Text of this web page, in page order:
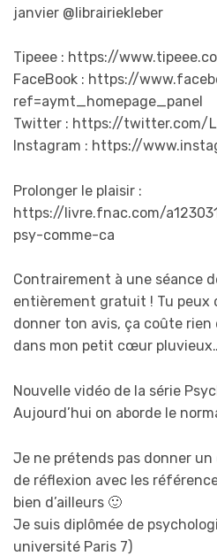
janvier @librairiekleber
Tipeee : https://
FaceBook : https://
ref=aymt_homepage_panel
Twitter : https://twitter.com/
Instagram : https://
Prolonger le plaisir :
https://livre.fnac.com/
psy-comme-ca
Contrairement à une séance
entièrement gratuit ! Tu peux
donner ton avis, ça coûte rien
dans mon petit cœur
Nouvelle vidéo de la série
Aujourd’hui on aborde le
Je ne prétends pas donner un
de réflexion avec les
bien d’ailleurs 🙂
Je suis diplômée de
université Paris 7)